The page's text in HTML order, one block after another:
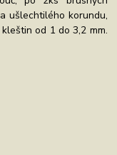
ušlechtilého korundu,
od 1 do 3,2 mm.